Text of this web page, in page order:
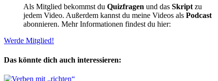
Als Mitglied bekommst du Quizfragen und das Skript zu
jedem Video. Außerdem kannst du meine Videos als Podcast
abonnieren. Mehr Informationen findest du hier:
Werde Mitglied!
Das könnte dich auch interessieren: